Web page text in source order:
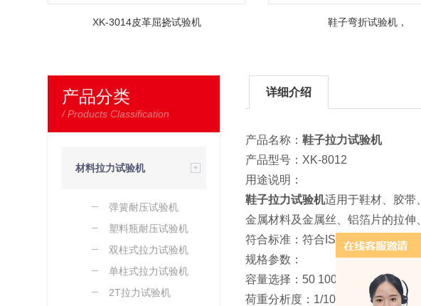
XK-3014皮革屈挠试验机 鞋子弯折试验机，
产品分类
/ Products Classification
材料拉力试验机
系列
弹簧耐压试验机
塑料瓶耐压试验机
双柱式拉力试验机
单柱式拉力试验机
2T拉力试验机
详细介绍
产品名称：鞋子拉力试验机
产品型号：XK-8012
用途说明：
鞋子拉力试验机适用于鞋材、胶带
金属材料及金属丝、铝箔片的拉伸
符合标准：符合ISO7500/
规格参数：
容量选择：50 100 200KG
荷重分析度：1/10000